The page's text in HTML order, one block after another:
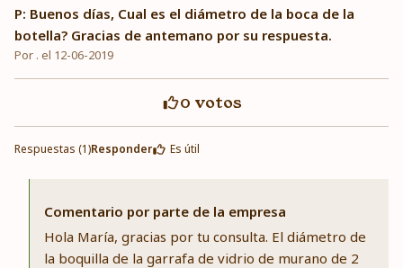
P: Buenos días, Cual es el diámetro de la boca de la
botella? Gracias de antemano por su respuesta.
Por . el 12-06-2019
0 votos
Respuestas (1)Responder Es útil
Comentario por parte de la empresa
Hola María, gracias por tu consulta. El diámetro de
la boquilla de la garrafa de vidrio de murano de 2